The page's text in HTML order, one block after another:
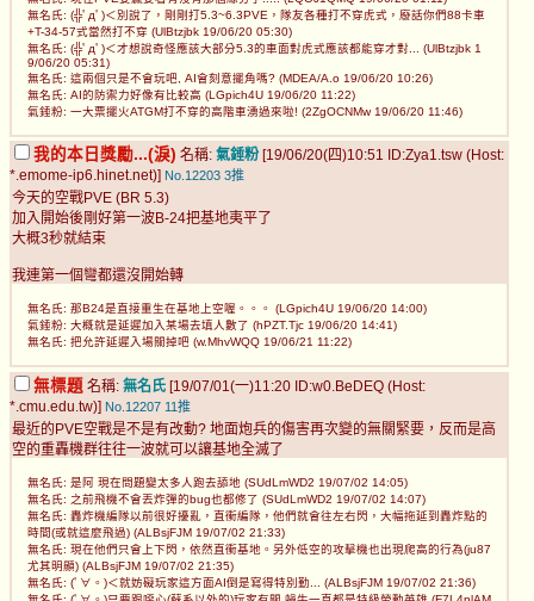
無名氏: (╬ﾟдﾟ)＜別說了，剛剛打5.3~6.3PVE，隊友各種打不穿虎式，廢話你們88卡車
+T-34-57式當然打不穿 (UlBtzjbk 19/06/20 05:30)
無名氏: (╬ﾟдﾟ)＜才想說奇怪應該大部分5.3的車面對虎式應該都能穿才對... (UlBtzjbk 1
9/06/20 05:31)
無名氏: 這兩個只是不會玩吧, AI會刻意擺角嗎? (MDEA/A.o 19/06/20 10:26)
無名氏: AI的防禦力好像有比較高 (LGpich4U 19/06/20 11:22)
氣錘粉: 一大票擺火ATGM打不穿的高階車湧過來啦! (2ZgOCNMw 19/06/20 11:46)
我的本日獎勵...(淚) 名稱: 氣錘粉 [19/06/20(四)10:51 ID:Zya1.tsw (Host:
*.emome-ip6.hinet.net)] No.12203 3推
今天的空戰PVE (BR 5.3)
加入開始後剛好第一波B-24把基地夷平了
大概3秒就結束
我連第一個彎都還沒開始轉
無名氏: 那B24是直接重生在基地上空喔。。。 (LGpich4U 19/06/20 14:00)
氣錘粉: 大概就是延遲加入某場去填人數了 (hPZT.Tjc 19/06/20 14:41)
無名氏: 把允許延遲入場關掉吧 (w.MhvWQQ 19/06/21 11:22)
無標題 名稱: 無名氏 [19/07/01(一)11:20 ID:w0.BeDEQ (Host:
*.cmu.edu.tw)] No.12207 11推
最近的PVE空戰是不是有改動? 地面炮兵的傷害再次變的無關緊要，反而是高
空的重轟機群往往一波就可以讓基地全滅了
無名氏: 是阿 現在問題變太多人跑去舔地 (SUdLmWD2 19/07/02 14:05)
無名氏: 之前飛機不會丟炸彈的bug也都修了 (SUdLmWD2 19/07/02 14:07)
無名氏: 轟炸機編隊以前很好擾亂，直衝編隊，他們就會往左右閃，大幅拖延到轟炸點的
時間(或就這麼飛過) (ALBsjFJM 19/07/02 21:33)
無名氏: 現在他們只會上下閃，依然直衝基地。另外低空的攻擊機也出現爬高的行為(ju87
尤其明顯) (ALBsjFJM 19/07/02 21:35)
無名氏: (ﾟ∀。)＜就妨礙玩家這方面AI倒是寫得特別勤... (ALBsjFJM 19/07/02 21:36)